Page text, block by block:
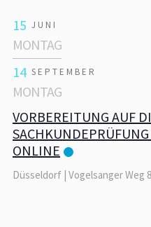
15 JUNI
MONTAG
14 SEPTEMBER
MONTAG
VORBEREITUNG AUF
ONLINE
Düsseldorf | Vogelsanger Weg